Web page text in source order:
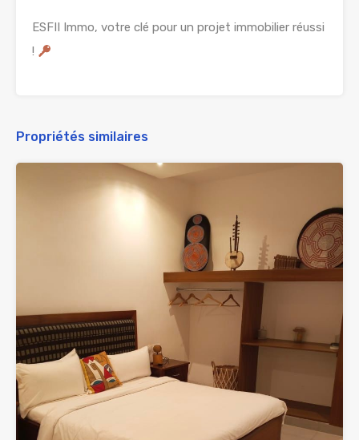
ESFII Immo, votre clé pour un projet immobilier réussi
!
Propriétés similaires